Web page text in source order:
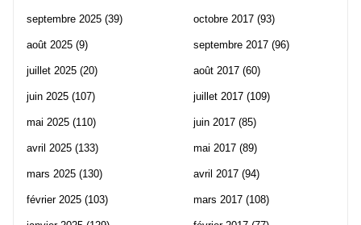
septembre 2025 (39)
août 2025 (9)
juillet 2025 (20)
juin 2025 (107)
mai 2025 (110)
avril 2025 (133)
mars 2025 (130)
février 2025 (103)
octobre 2017 (93)
septembre 2017 (96)
août 2017 (60)
juillet 2017 (109)
juin 2017 (85)
mai 2017 (89)
avril 2017 (94)
mars 2017 (108)